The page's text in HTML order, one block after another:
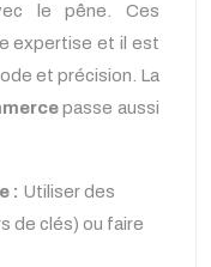
le pêne. Ces
expertise et il est
et précision. La
passe aussi
: Utiliser des
de clés) ou faire